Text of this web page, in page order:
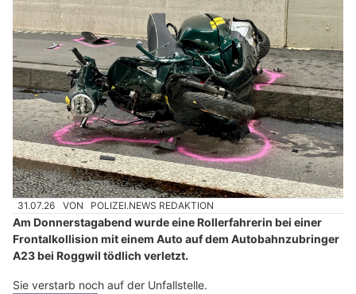
31.07.26 VON POLIZEI.NEWS REDAKTION
Am Donnerstagabend wurde eine Rollerfahrerin bei einer
Frontalkollision mit einem Auto auf dem Autobahnzubringer
A23 bei Roggwil tödlich verletzt.
Sie verstarb noch auf der Unfallstelle.